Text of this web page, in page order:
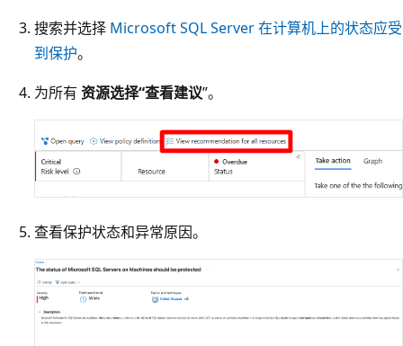
搜索并选择 Microsoft SQL Server 在计算机上的状态应受
到保护。
为所有 资源选择“查看建议”。
查看保护状态和异常原因。